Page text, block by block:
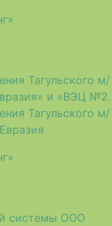
Тагульского м/
и «ВЭЦ №2.
Тагульского м/
системы ООО